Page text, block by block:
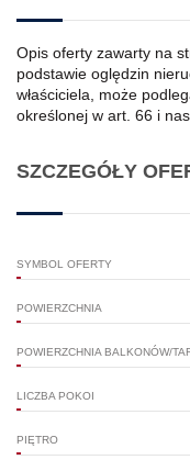
Opis oferty zawarty na
podstawie oględzin
właściciela, może
określonej w art. 66 i
SZCZEGÓŁY
SYMBOL OFERTY
POWIERZCHNIA
POWIERZCHNIA BALKONÓW/
LICZBA POKOI
PIĘTRO